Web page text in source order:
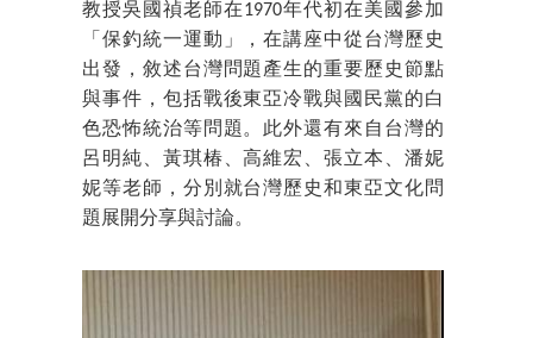
教授吳國禎老師在1970年代初在美國參加
「保釣統一運動」，在講座中從台灣歷史
出發，敘述台灣問題產生的重要歷史節點
與事件，包括戰後東亞冷戰與國民黨的白
色恐怖統治等問題。此外還有來自台灣的
呂明純、黃琪椿、高維宏、張立本、潘妮
妮等老師，分別就台灣歷史和東亞文化問
題展開分享與討論。